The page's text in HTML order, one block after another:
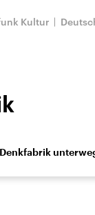
Kultur
Wie gestalten
Denkfabrik